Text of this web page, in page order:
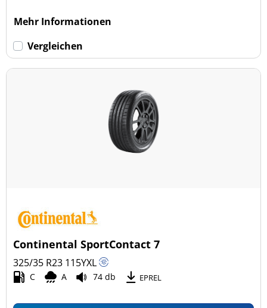
Mehr Informationen
Vergleichen
Continental SportContact 7
325/35 R23 115YXL
C A 74 db EPREL